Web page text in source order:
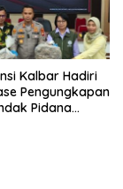
Kalbar Hadiri
Pengungkapan
Pidana